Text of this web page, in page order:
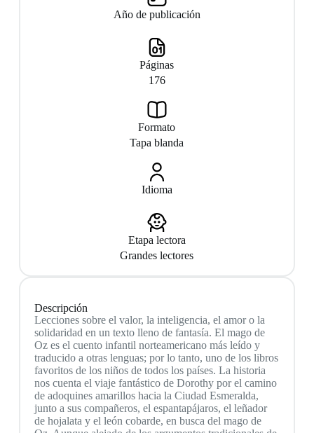
Año de publicación
Páginas
176
Formato
Tapa blanda
Idioma
Etapa lectora
Grandes lectores
Descripción
Lecciones sobre el valor, la inteligencia, el amor o la
solidaridad en un texto lleno de fantasía. El mago de
Oz es el cuento infantil norteamericano más leído y
traducido a otras lenguas; por lo tanto, uno de los libros
favoritos de los niños de todos los países. La historia
nos cuenta el viaje fantástico de Dorothy por el camino
de adoquines amarillos hacia la Ciudad Esmeralda,
junto a sus compañeros, el espantapájaros, el leñador
de hojalata y el león cobarde, en busca del mago de